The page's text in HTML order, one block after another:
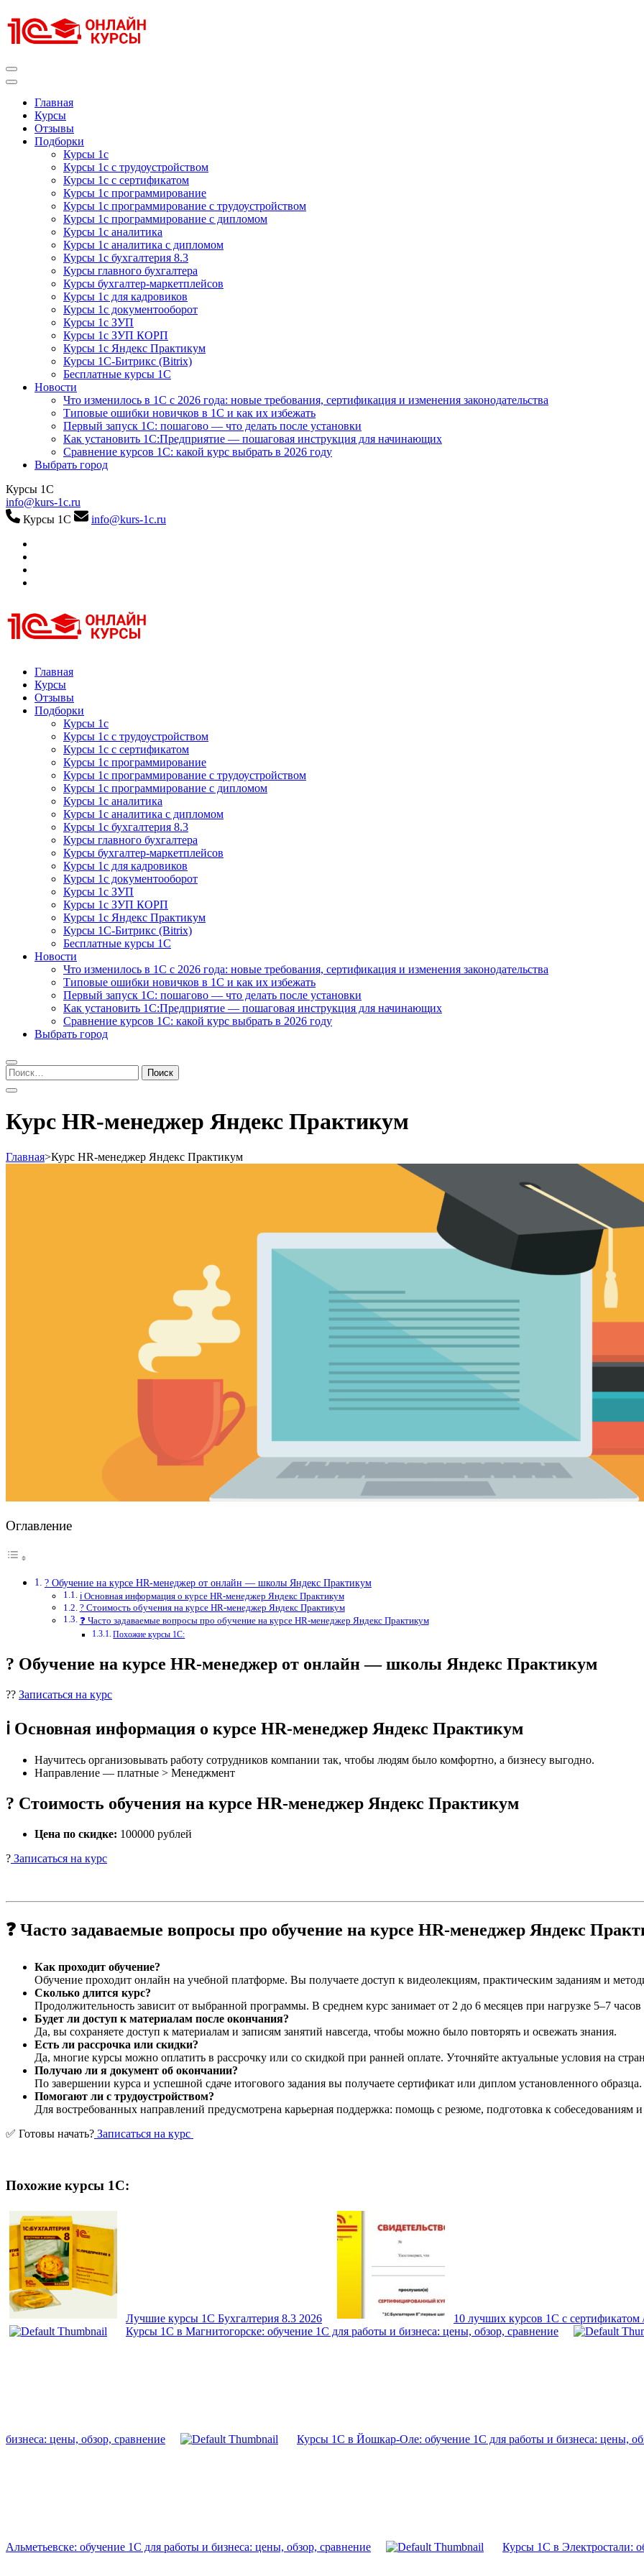
к
содержимому
Главная
Курсы
Отзывы
Подборки
Курсы 1с
Курсы 1с с трудоустройством
Курсы 1с с сертификатом
Курсы 1с программирование
Курсы 1с программирование с трудоустройством
Курсы 1с программирование с дипломом
Курсы 1с аналитика
Курсы 1с аналитика с дипломом
Курсы 1с бухгалтерия 8.3
Курсы главного бухгалтера
Курсы бухгалтер-маркетплейсов
Курсы 1с для кадровиков
Курсы 1с документооборот
Курсы 1с ЗУП
Курсы 1с ЗУП КОРП
Курсы 1с Яндекс Практикум
Курсы 1С-Битрикс (Bitrix)
Бесплатные курсы 1С
Новости
Что изменилось в 1С с 2026 года: новые требования, сертификация и изменения законодательства
Типовые ошибки новичков в 1С и как их избежать
Первый запуск 1С: пошагово — что делать после установки
Как установить 1С:Предприятие — пошаговая инструкция для начинающих
Сравнение курсов 1С: какой курс выбрать в 2026 году
Выбрать город
Курсы 1С
info@kurs-1c.ru
Курсы 1С
info@kurs-1c.ru
Курсы 1С
Курсы 1С официальная сертификация
Главная
Курсы
Отзывы
Подборки
Курсы 1с
Курсы 1с с трудоустройством
Курсы 1с с сертификатом
Курсы 1с программирование
Курсы 1с программирование с трудоустройством
Курсы 1с программирование с дипломом
Курсы 1с аналитика
Курсы 1с аналитика с дипломом
Курсы 1с бухгалтерия 8.3
Курсы главного бухгалтера
Курсы бухгалтер-маркетплейсов
Курсы 1с для кадровиков
Курсы 1с документооборот
Курсы 1с ЗУП
Курсы 1с ЗУП КОРП
Курсы 1с Яндекс Практикум
Курсы 1С-Битрикс (Bitrix)
Бесплатные курсы 1С
Новости
Что изменилось в 1С с 2026 года: новые требования, сертификация и изменения законодательства
Типовые ошибки новичков в 1С и как их избежать
Первый запуск 1С: пошагово — что делать после установки
Как установить 1С:Предприятие — пошаговая инструкция для начинающих
Сравнение курсов 1С: какой курс выбрать в 2026 году
Выбрать город
Найти:
Курс HR-менеджер Яндекс Практикум
Главная>Курс HR-менеджер Яндекс Практикум
Оглавление
? Обучение на курсе HR-менеджер от онлайн — школы Яндекс Практикум
ℹ️ Основная информация о курсе HR-менеджер Яндекс Практикум
? Стоимость обучения на курсе HR-менеджер Яндекс Практикум
❓ Часто задаваемые вопросы про обучение на курсе HR-менеджер Яндекс Практикум
Похожие курсы 1С:
? Обучение на курсе HR-менеджер от онлайн — школы Яндекс Практикум
?? Записаться на курс
ℹ️ Основная информация о курсе HR-менеджер Яндекс Практикум
Научитесь организовывать работу сотрудников компании так, чтобы людям было комфортно, а бизнесу выгодно.
Направление — платные > Менеджмент
? Стоимость обучения на курсе HR-менеджер Яндекс Практикум
Цена по скидке: 100000 рублей
? Записаться на курс
❓ Часто задаваемые вопросы про обучение на курсе HR-менеджер Яндекс
Как проходит обучение?
Обучение проходит онлайн на учебной платформе. Вы получаете доступ к видеолекциям, практическим заданиям и
Сколько длится курс?
Продолжительность зависит от выбранной программы. В среднем курс занимает от 2 до 6 месяцев при нагрузке 5–7
Будет ли доступ к материалам после окончания?
Да, вы сохраняете доступ к материалам и записям занятий навсегда, чтобы можно было повторять и освежать знания.
Есть ли рассрочка или скидки?
Да, многие курсы можно оплатить в рассрочку или со скидкой при ранней оплате. Уточняйте актуальные условия на
Получаю ли я документ об окончании?
По завершении курса и успешной сдаче итогового задания вы получаете сертификат или диплом установленного образца.
Помогают ли с трудоустройством?
Для востребованных направлений предусмотрена карьерная поддержка: помощь с резюме, подготовка к собеседованиям
✅ Готовы начать? Записаться на курс
Похожие курсы 1С:
Лучшие курсы 1С Бухгалтерия 8.3 2026
10 лучших курсов 1С с
Курсы 1С в Магнитогорске: обучение 1С для работы и бизнеса: цены, обзор, сравнение
бизнеса: цены, обзор, сравнение Курсы 1С в Йошкар-Оле: обучение 1С для работы и бизнеса: цены,
Альметьевске: обучение 1С для работы и бизнеса: цены, обзор, сравнение Курсы 1С в Электростали: